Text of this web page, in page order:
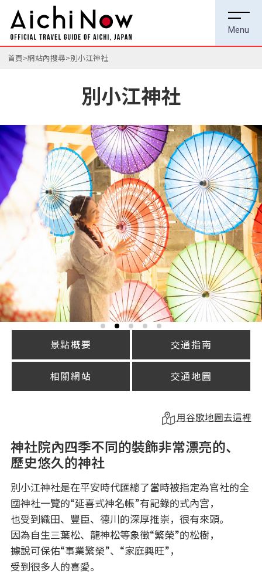
首頁 網站內搜尋 別小江神社
別小江神社
景點概要 交通指南
相關網站 交通地圖
用谷歌地圖去這裡
神社院內四季不同的裝飾非常漂亮的、
歷史悠久的神社
別小江神社是在平安時代匯總了當時被指定為官社的全
國神社一覽的“延喜式神名帳”有記錄的式內宫，
也受到織田、豐臣、德川的深厚推崇，很有來頭。
因為自生三葉松、龍神松等象徵“繁榮”的松樹，
據說可保佑“事業繁榮”、“家庭興旺”，
受到很多人的喜愛。